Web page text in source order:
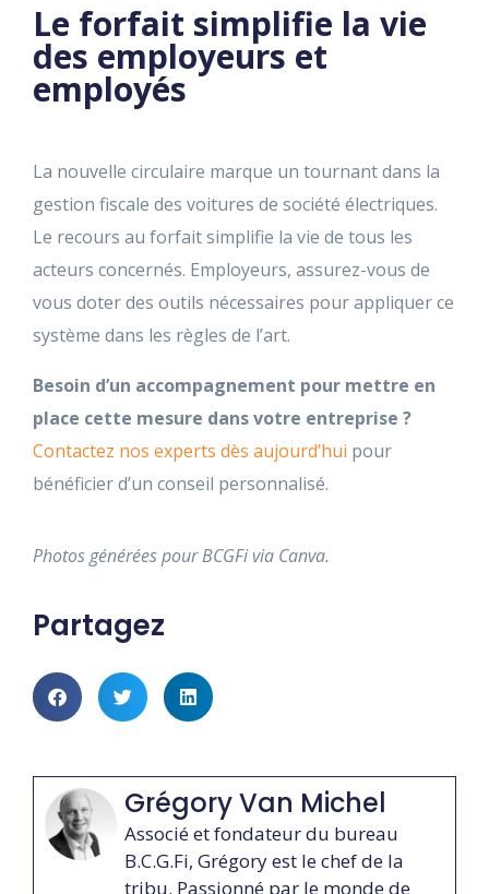
Le forfait simplifie la vie
des employeurs et
employés
La nouvelle circulaire marque un tournant dans la
gestion fiscale des voitures de société électriques.
Le recours au forfait simplifie la vie de tous les
acteurs concernés. Employeurs, assurez-vous de
vous doter des outils nécessaires pour appliquer ce
système dans les règles de l’art.
Besoin d’un accompagnement pour mettre en
place cette mesure dans votre entreprise ?
Contactez nos experts dès aujourd’hui pour
bénéficier d’un conseil personnalisé.
Photos générées pour BCGFi via Canva.
Partagez
Grégory Van Michel
Associé et fondateur du bureau
B.C.G.Fi, Grégory est le chef de la
tribu. Passionné par le monde de